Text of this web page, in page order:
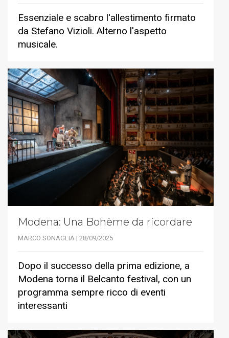
Essenziale e scabro l'allestimento firmato
da Stefano Vizioli. Alterno l'aspetto
musicale.
Modena: Una Bohème da ricordare
MARCO SONAGLIA | 28/09/2025
Dopo il successo della prima edizione, a
Modena torna il Belcanto festival, con un
programma sempre ricco di eventi
interessanti